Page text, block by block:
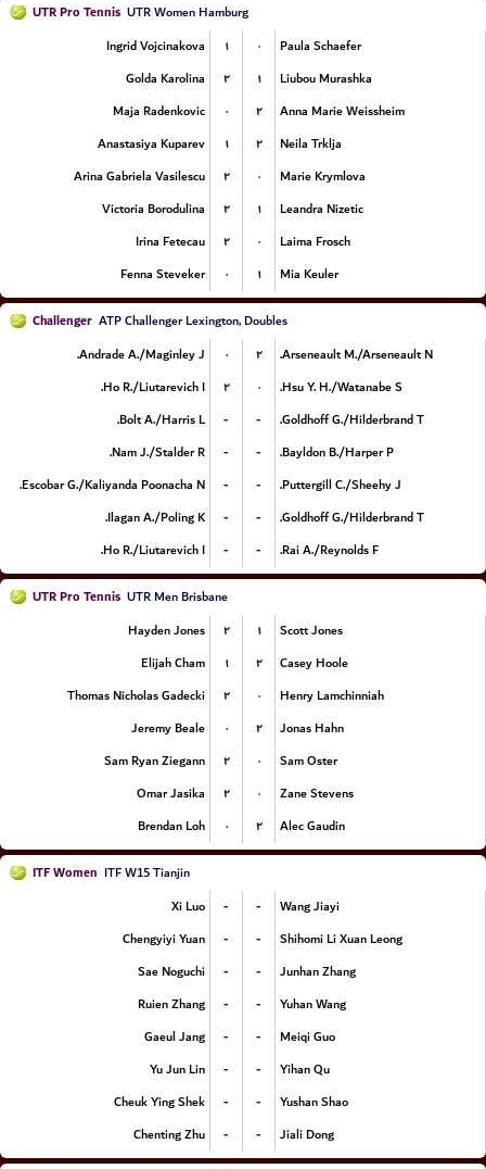
UTR Pro Tennis UTR Women Hamburg
Ingrid Vojcinakova
۱ ۰
Paula Schaefer
Golda Karolina
۲ ۱
Liubou Murashka
Maja Radenkovic
۰ ۲
Anna Marie Weissheim
Anastasiya Kuparev
۱ ۲
Neila Trklja
Arina Gabriela Vasilescu
۲ ۰
Marie Krymlova
Victoria Borodulina
۲ ۱
Leandra Nizetic
Irina Fetecau
۲ ۰
Laima Frosch
Fenna Steveker
۰ ۱ Mia Keuler
Challenger ATP Challenger Lexington, Doubles
Andrade A./Maginley J.
۰ ۲
Arseneault M./Arseneault N.
Ho R./Liutarevich I.
۲ ۰
Hsu Y. H./Watanabe S.
Bolt A./Harris L.
- -
Goldhoff G./Hilderbrand T.
Nam J./Stalder R.
- -
Bayldon B./Harper P.
Escobar G./Kaliyanda Poonacha N.
- -
Puttergill C./Sheehy J.
Ilagan A./Poling K.
- -
Goldhoff G./Hilderbrand T.
Ho R./Liutarevich I.
- - Rai A./Reynolds F.
UTR Pro Tennis UTR Men Brisbane
Hayden Jones
۲ ۱
Scott Jones
Elijah Cham
۱ ۲
Casey Hoole
Thomas Nicholas Gadecki
۲ ۰
Henry Lamchinniah
Jeremy Beale
۰ ۲
Jonas Hahn
Sam Ryan Ziegann
۲ ۰
Sam Oster
Omar Jasika
۲ ۰
Zane Stevens
Brendan Loh
۰ ۲ Alec Gaudin
ITF Women ITF W15 Tianjin
Xi Luo
- -
Wang Jiayi
Chengyiyi Yuan
- -
Shihomi Li Xuan Leong
Sae Noguchi
- -
Junhan Zhang
Ruien Zhang
- -
Yuhan Wang
Gaeul Jang
- -
Meiqi Guo
Yu Jun Lin
- -
Yihan Qu
Cheuk Ying Shek
- -
Yushan Shao
Chenting Zhu
- - Jiali Dong